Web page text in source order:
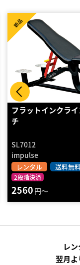
フラットインクラ
チ
SL7012
impulse
レンタル 送料無
2段階決済
新品
2560 円～
レ
翌月よ